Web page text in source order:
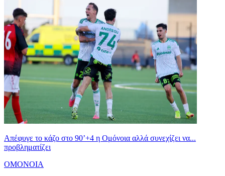
Απέφυγε το κάζο στο 90’+4 η Ομόνοια αλλά συνεχίζει να...
προβληματίζει
ΟΜΟΝΟΙΑ